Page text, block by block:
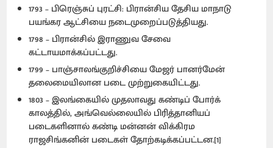
1793 – பிரெஞ்சுப் புரட்சி: பிரான்சிய தேசிய மாநாடு
பயங்கர ஆட்சியை நடைமுறைப்படுத்தியது.
1798 – பிரான்சில் இராணுவ சேவை
கட்டாயமாக்கப்பட்டது.
1799 – பாஞ்சாலங்குறிச்சியை மேஜர் பானர்மேன்
தலைமையிலான படை முற்றுகையிட்டது.
1803 – இலங்கையில் முதலாவது கண்டிப் போர்க்
காலத்தில், அங்வெல்லையில் பிரித்தானியப்
படைகளினால் கண்டி மன்னன் விக்கிரம
ராஜசிங்கனின் படைகள் தோற்கடிக்கப்பட்டன.[1]